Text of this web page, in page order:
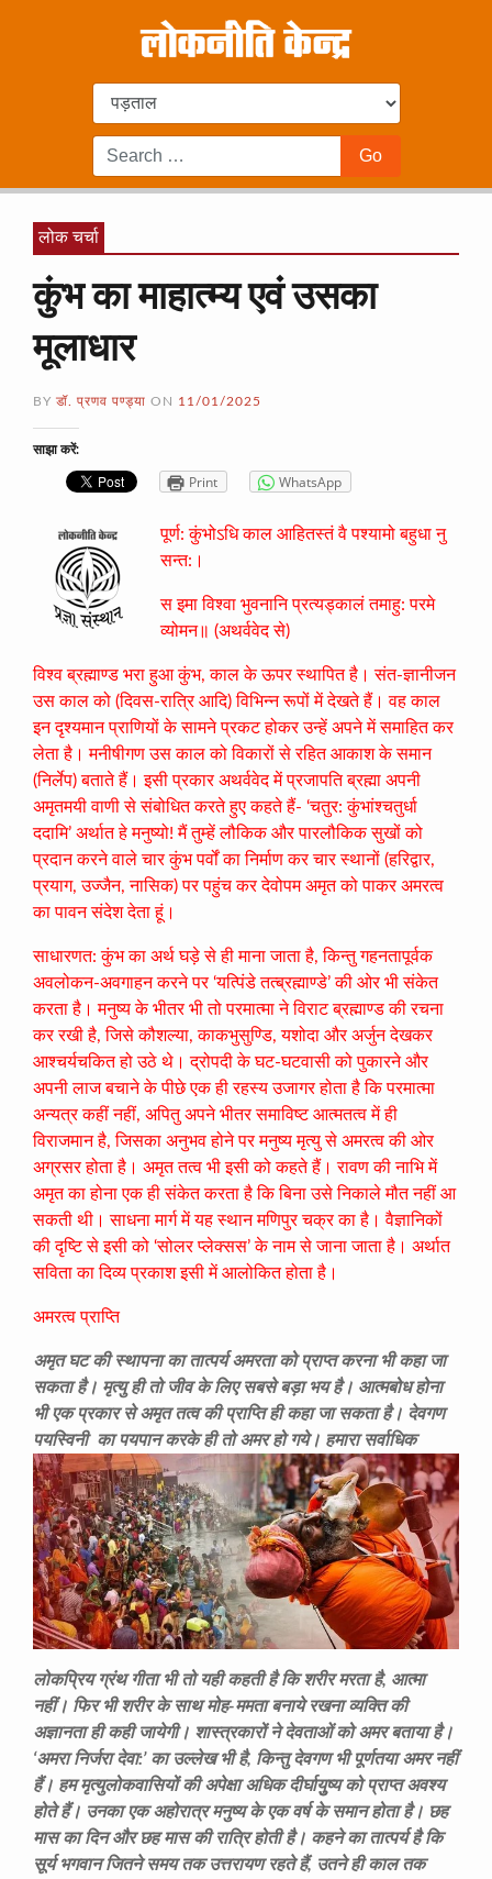
लोक चर्चा
कुंभ का माहात्म्य एवं उसका
मूलाधार
BY डॉ. प्रणव पण्ड्या ON 11/01/2025
साझा करें:
Print WhatsApp
पूर्ण: कुंभोऽधि काल आहितस्तं वै पश्यामो बहुधा नु
सन्त:।
स इमा विश्वा भुवनानि प्रत्यड्कालं तमाहु: परमे
व्योमन॥ (अथर्ववेद से)
विश्व ब्रह्माण्ड भरा हुआ कुंभ, काल के ऊपर स्थापित है। संत-ज्ञानीजन
उस काल को (दिवस-रात्रि आदि) विभिन्न रूपों में देखते हैं। वह काल
इन दृश्यमान प्राणियों के सामने प्रकट होकर उन्हें अपने में समाहित कर
लेता है। मनीषीगण उस काल को विकारों से रहित आकाश के समान
(निर्लेप) बताते हैं। इसी प्रकार अथर्ववेद में प्रजापति ब्रह्मा अपनी
अमृतमयी वाणी से संबोधित करते हुए कहते हैं- ‘चतुर: कुंभांश्चतुर्धा
ददामि’ अर्थात हे मनुष्यो! मैं तुम्हें लौकिक और पारलौकिक सुखों को
प्रदान करने वाले चार कुंभ पर्वों का निर्माण कर चार स्थानों (हरिद्वार,
प्रयाग, उज्जैन, नासिक) पर पहुंच कर देवोपम अमृत को पाकर अमरत्व
का पावन संदेश देता हूं।
साधारणत: कुंभ का अर्थ घड़े से ही माना जाता है, किन्तु गहनतापूर्वक
अवलोकन-अवगाहन करने पर ‘यत्पिंडे तत्ब्रह्माण्डे’ की ओर भी संकेत
करता है। मनुष्य के भीतर भी तो परमात्मा ने विराट ब्रह्माण्ड की रचना
कर रखी है, जिसे कौशल्या, काकभुसुण्डि, यशोदा और अर्जुन देखकर
आश्चर्यचकित हो उठे थे। द्रोपदी के घट-घटवासी को पुकारने और
अपनी लाज बचाने के पीछे एक ही रहस्य उजागर होता है कि परमात्मा
अन्यत्र कहीं नहीं, अपितु अपने भीतर समाविष्ट आत्मतत्व में ही
विराजमान है, जिसका अनुभव होने पर मनुष्य मृत्यु से अमरत्व की ओर
अग्रसर होता है। अमृत तत्व भी इसी को कहते हैं। रावण की नाभि में
अमृत का होना एक ही संकेत करता है कि बिना उसे निकाले मौत नहीं आ
सकती थी। साधना मार्ग में यह स्थान मणिपुर चक्र का है। वैज्ञानिकों
की दृष्टि से इसी को ‘सोलर प्लेक्सस’ के नाम से जाना जाता है। अर्थात
सविता का दिव्य प्रकाश इसी में आलोकित होता है।
अमरत्व प्राप्ति
अमृत घट की स्थापना का तात्पर्य अमरता को प्राप्त करना भी कहा जा
सकता है। मृत्यु ही तो जीव के लिए सबसे बड़ा भय है। आत्मबोध होना
भी एक प्रकार से अमृत तत्व की प्राप्ति ही कहा जा सकता है। देवगण
पयस्विनी का पयपान करके ही तो अमर हो गये। हमारा सर्वाधिक
लोकप्रिय ग्रंथ गीता भी तो यही कहती है कि शरीर मरता है, आत्मा
नहीं। फिर भी शरीर के साथ मोह-ममता बनाये रखना व्यक्ति की
अज्ञानता ही कही जायेगी। शास्त्रकारों ने देवताओं को अमर बताया है।
‘अमरा निर्जरा देवा:’ का उल्लेख भी है, किन्तु देवगण भी पूर्णतया अमर नहीं
हैं। हम मृत्युलोकवासियों की अपेक्षा अधिक दीर्घायुुष्य को प्राप्त अवश्य
होते हैं। उनका एक अहोरात्र मनुष्य के एक वर्ष के समान होता है। छह
मास का दिन और छह मास की रात्रि होती है। कहने का तात्पर्य है कि
सूर्य भगवान जितने समय तक उत्तरायण रहते हैं, उतने ही काल तक